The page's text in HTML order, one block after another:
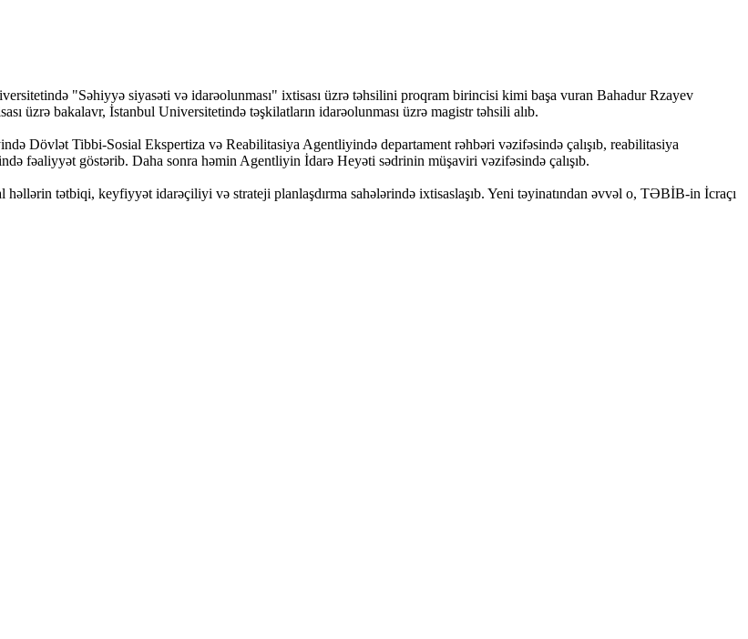
"Səhiyyə siyasəti və idarəolunması" ixtisası üzrə təhsilini proqram birincisi kimi başa vuran Bahadur Rzayev
üzrə bakalavr, İstanbul Universitetində təşkilatların idarəolunması üzrə magistr təhsili alıb.
Dövlət Tibbi-Sosial Ekspertiza və Reabilitasiya Agentliyində departament rəhbəri vəzifəsində çalışıb, reabilitasiya
fəaliyyət göstərib. Daha sonra həmin Agentliyin İdarə Heyəti sədrinin müşaviri vəzifəsində çalışıb.
tətbiqi, keyfiyyət idarəçiliyi və strateji planlaşdırma sahələrində ixtisaslaşıb. Yeni təyinatından əvvəl o, TƏBİB-in İcraçı